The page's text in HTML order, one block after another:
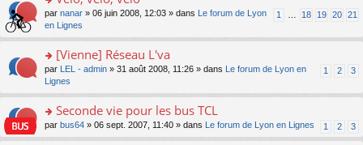
e
nt
pl
u
s
ré
c
e
nt
o
n
lu
pl
u
s
ré
c
e
g
o
n
lu
le
u
s
ré
m
e
s
a
g
e
n
o
n
o
n
s
er
le
m
e
s
s
1 18 19 20 21
par nanar » 06 juin 2008, 12:03 » dans
Le forum de Lyon
en Lignes
o
s
er
le
m
[Vienne] Réseau L'va
1 2 3
par LEL - admin » 31 août 2008, 11:26 » dans
Le forum de Lyon en
Lignes
o
n
Seconde vie pour les bus TCL
1 2 3
par bus64 » 06 sept. 2007, 11:40 » dans Le forum de Lyon en Lignes